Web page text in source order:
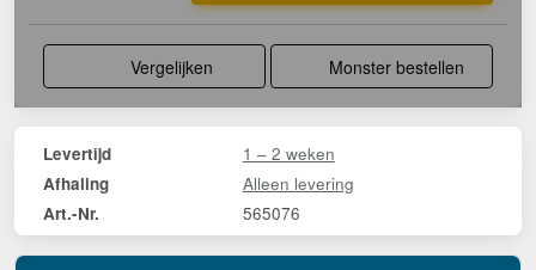
Vergelijken Monster bestellen
Levertijd 1 – 2 weken
Afhaling Alleen levering
Art.-Nr. 565076